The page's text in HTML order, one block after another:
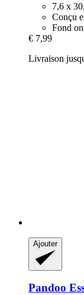
7,6 x
Conçu
Fond
€ 7,99
Livraison
Ajouter
Pandoo